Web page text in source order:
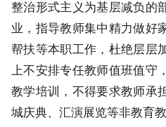
整治形式主义为基层减负的
业，指导教师集中精力做好
帮扶等本职工作，杜绝层层
上不安排专任教师值班值守
教学培训，不得要求教师承
城庆典、汇演展览等非教育教